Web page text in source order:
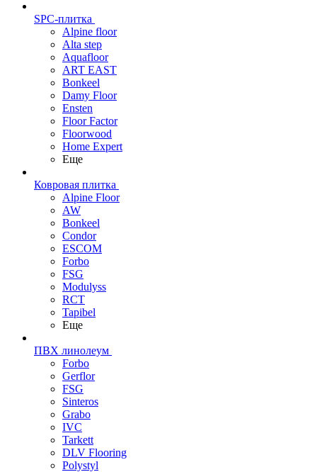
SPC-плитка
Alpine floor
Alta step
Aquafloor
ART EAST
Bonkeel
Damy Floor
Ensten
Floor Factor
Floorwood
Home Expert
Еще
Ковровая плитка
Alpine Floor
AW
Bonkeel
Condor
ESCOM
Forbo
FSG
Modulyss
RCT
Tapibel
Еще
ПВХ линолеум
Forbo
Gerflor
FSG
Sinteros
Grabo
IVC
Tarkett
DLV Flooring
Polystyl